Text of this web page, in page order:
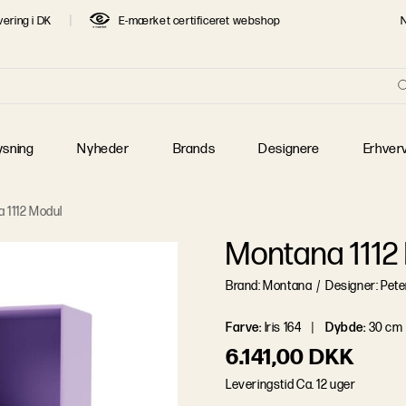
i DK E-mærket certificeret webshop
Wegner
Jaime Hayon
Jens Juul Eilersen
Nyheder Brands Designere
Modul
6.141,00 DKK
Leveringstid Ca. 12 uger
Montana
Brand: Montana / Designer:
Farve: Iris 164 Dybde: 30 cm